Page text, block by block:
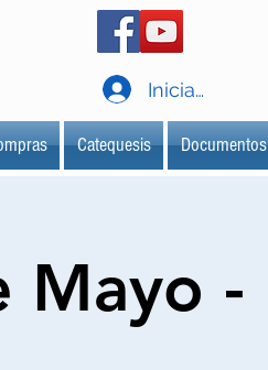
Iniciar sesión
Catequesis Documentos
Mayo -